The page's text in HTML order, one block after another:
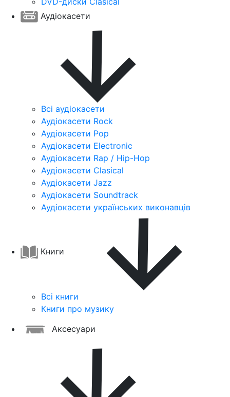
Аудіокасети
Всі аудіокасети
Аудіокасети Rock
Аудіокасети Pop
Аудіокасети Electronic
Аудіокасети Rap / Hip-Hop
Аудіокасети Clasical
Аудіокасети Jazz
Аудіокасети Soundtrack
Аудіокасети українських виконавців
Книги
Всі книги
Книги про музику
Аксесуари